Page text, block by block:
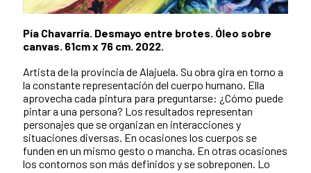
Pía Chavarría. Desmayo entre brotes. Óleo sobre
canvas. 61cm x 76 cm. 2022.
Artista de la provincia de Alajuela. Su obra gira en torno a
la constante representación del cuerpo humano. Ella
aprovecha cada pintura para preguntarse: ¿Cómo puede
pintar a una persona? Los resultados representan
personajes que se organizan en interacciones y
situaciones diversas. En ocasiones los cuerpos se
funden en un mismo gesto o mancha. En otras ocasiones
los contornos son más definidos y se sobreponen. Lo